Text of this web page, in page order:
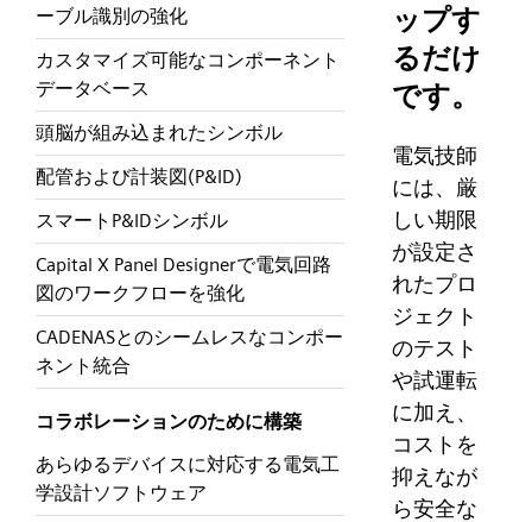
ーブル識別の強化
カスタマイズ可能なコンポーネント
データベース
頭脳が組み込まれたシンボル
配管および計装図(P&ID)
スマートP&IDシンボル
Capital X Panel Designerで電気回路
図のワークフローを強化
CADENASとのシームレスなコンポー
ネント統合
コラボレーションのために構築
あらゆるデバイスに対応する電気工
学設計ソフトウェア
ップす
るだけ
です。
電気技師
には、厳
しい期限
が設定さ
れたプロ
ジェクト
のテスト
や試運転
に加え、
コストを
抑えなが
ら安全な